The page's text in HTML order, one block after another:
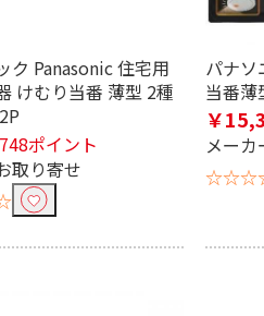
ク Panasonic 住宅用
けむり当番 薄型 2種
748ポイント
取り寄せ
パナソ
当番薄
￥
メーカ